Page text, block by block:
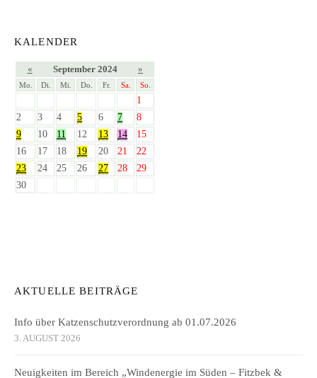
KALENDER
« September 2024 »
Mo. Di. Mi. Do. Fr. Sa. So.
1
2
3 4 5 6 7
8
9
10 11 12 13 14
15
16
17 18 19 20 21
22
23
24 25 26 27 28
29
30
AKTUELLE BEITRÄGE
Info über Katzenschutzverordnung ab 01.07.2026
3. AUGUST 2026
Neuigkeiten im Bereich „Windenergie im Süden – Fitzbek &